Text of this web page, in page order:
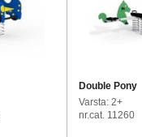
Double Pony
Varsta: 2+
nr.cat. 11260